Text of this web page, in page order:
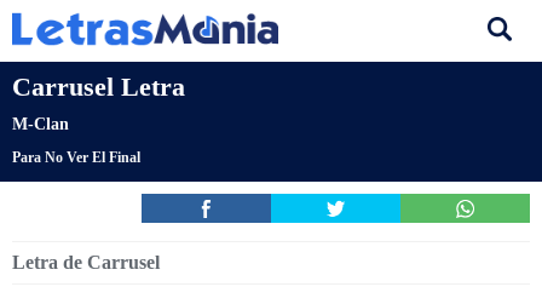
Carrusel Letra
M-Clan
Para No Ver El Final
Letra de Carrusel